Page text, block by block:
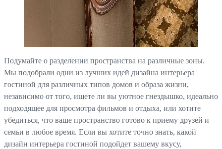
Подумайте о разделении пространства на различные зоны.
Мы подобрали одни из лучших идей дизайна интерьера
гостиной для различных типов домов и образа жизни,
независимо от того, ищете ли вы уютное гнездышко, идеально
подходящее для просмотра фильмов и отдыха, или хотите
убедиться, что ваше пространство готово к приему друзей и
семьи в любое время. Если вы хотите точно знать, какой
дизайн интерьера гостиной подойдет вашему вкусу,